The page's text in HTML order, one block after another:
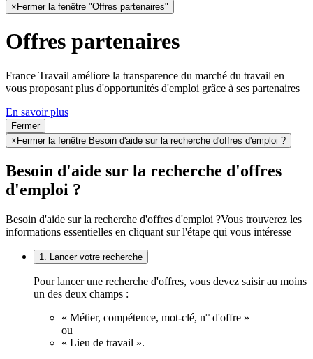
× Fermer la fenêtre "Offres partenaires"
Offres partenaires
France Travail améliore la transparence du marché du travail en
vous proposant plus d'opportunités d'emploi grâce à ses partenaires
En savoir plus
Fermer
×Fermer la fenêtre Besoin d'aide sur la recherche d'offres d'emploi ?
Besoin d'aide sur la recherche d'offres
d'emploi ?
Besoin d'aide sur la recherche d'offres d'emploi ?Vous trouverez les
informations essentielles en cliquant sur l'étape qui vous intéresse
1. Lancer votre recherche
Pour lancer une recherche d'offres, vous devez saisir au moins
un des deux champs :
« Métier, compétence, mot-clé, n° d'offre »
ou
« Lieu de travail ».